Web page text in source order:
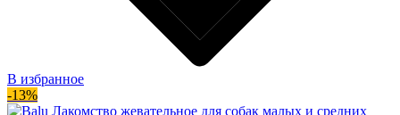
В избранное
-13%